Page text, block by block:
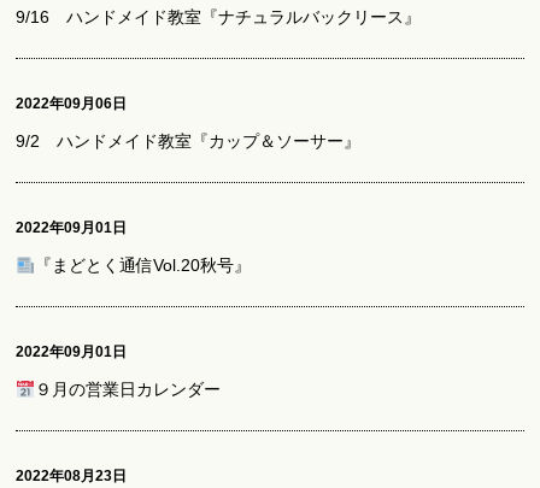
9/16 ハンドメイド教室『ナチュラルバックリース』
2022年09月06日
9/2 ハンドメイド教室『カップ＆ソーサー』
2022年09月01日
『まどとく通信Vol.20秋号』
2022年09月01日
９月の営業日カレンダー
2022年08月23日